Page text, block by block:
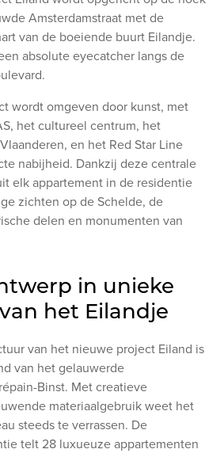
Amsterdamstraat met de
van de boeiende buurt Eilandje.
absolute eyecatcher langs de
wordt omgeven door kunst, met
het cultureel centrum, het
en het Red Star Line
nabijheid. Dankzij deze centrale
elk appartement in de residentie
zichten op de Schelde, de
delen en monumenten van
in unieke
het Eilandje
van het nieuwe project Eiland is
van het gelauwerde
Binst. Met creatieve
materiaalgebruik weet het
steeds te verrassen. De
telt 28 luxueuze appartementen